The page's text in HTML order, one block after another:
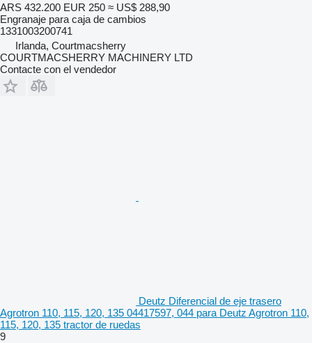
ARS 432.200 EUR 250 ≈ US$ 288,90
Engranaje para caja de cambios
1331003200741
Irlanda, Courtmacsherry
COURTMACSHERRY MACHINERY LTD
Contacte con el vendedor
Deutz Diferencial de eje trasero
Agrotron 110, 115, 120, 135 04417597, 044 para Deutz Agrotron 110,
115, 120, 135 tractor de ruedas
9